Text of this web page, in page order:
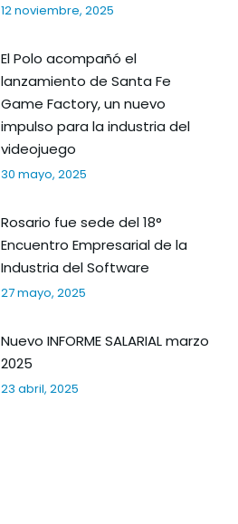
12 noviembre, 2025
El Polo acompañó el
lanzamiento de Santa Fe
Game Factory, un nuevo
impulso para la industria del
videojuego
30 mayo, 2025
Rosario fue sede del 18°
Encuentro Empresarial de la
Industria del Software
27 mayo, 2025
Nuevo INFORME SALARIAL marzo
2025
23 abril, 2025